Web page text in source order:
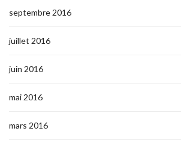
septembre 2016
juillet 2016
juin 2016
mai 2016
mars 2016